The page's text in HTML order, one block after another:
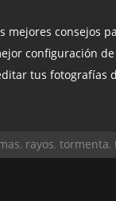
consejos para
configuración
tus fotografías
, rayos, tormenta,